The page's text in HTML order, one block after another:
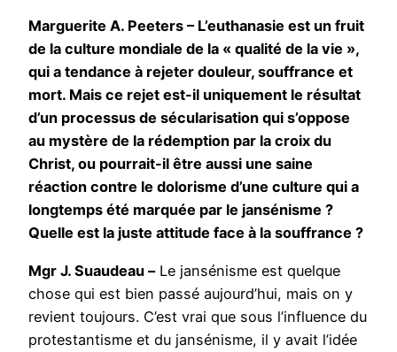
Marguerite A. Peeters – L’euthanasie est un fruit
de la culture mondiale de la « qualité de la vie »,
qui a tendance à rejeter douleur, souffrance et
mort. Mais ce rejet est-il uniquement le résultat
d’un processus de sécularisation qui s’oppose
au mystère de la rédemption par la croix du
Christ, ou pourrait-il être aussi une saine
réaction contre le dolorisme d’une culture qui a
longtemps été marquée par le jansénisme ?
Quelle est la juste attitude face à la souffrance ?
Mgr J. Suaudeau –Le jansénisme est quelque
chose qui est bien passé aujourd’hui, mais on y
revient toujours. C’est vrai que sous l’influence du
protestantisme et du jansénisme, il y avait l’idée